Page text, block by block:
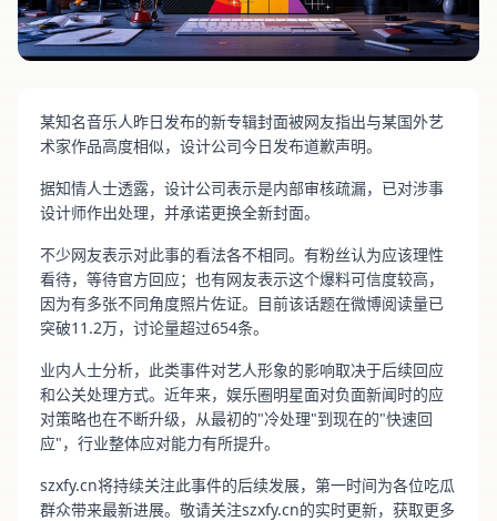
某知名音乐人昨日发布的新专辑封面被网友指出与某国外艺
术家作品高度相似，设计公司今日发布道歉声明。
据知情人士透露，设计公司表示是内部审核疏漏，已对涉事
设计师作出处理，并承诺更换全新封面。
不少网友表示对此事的看法各不相同。有粉丝认为应该理性
看待，等待官方回应；也有网友表示这个爆料可信度较高，
因为有多张不同角度照片佐证。目前该话题在微博阅读量已
突破11.2万，讨论量超过654条。
业内人士分析，此类事件对艺人形象的影响取决于后续回应
和公关处理方式。近年来，娱乐圈明星面对负面新闻时的应
对策略也在不断升级，从最初的"冷处理"到现在的"快速回
应"，行业整体应对能力有所提升。
szxfy.cn将持续关注此事件的后续发展，第一时间为各位吃瓜
群众带来最新进展。敬请关注szxfy.cn的实时更新，获取更多